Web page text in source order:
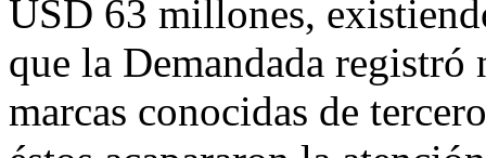
USD 63 millones,
que la Demandada
marcas conocidas de